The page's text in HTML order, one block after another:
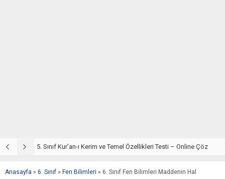
5. Sınıf Kur’an-ı Kerim ve Temel Özellikleri Testi – Online Çöz
Anasayfa » 6. Sınıf » Fen Bilimleri » 6. Sınıf Fen Bilimleri Maddenin Hal